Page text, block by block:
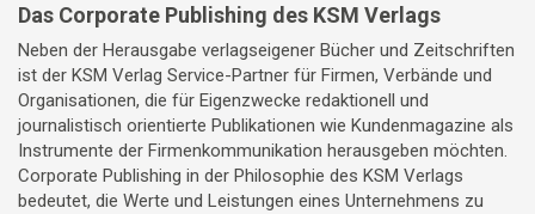
Das Corporate Publishing des KSM Verlags
Neben der Herausgabe verlagseigener Bücher und Zeitschriften
ist der KSM Verlag Service-Partner für Firmen, Verbände und
Organisationen, die für Eigenzwecke redaktionell und
journalistisch orientierte Publikationen wie Kundenmagazine als
Instrumente der Firmenkommunikation herausgeben möchten.
Corporate Publishing in der Philosophie des KSM Verlags
bedeutet, die Werte und Leistungen eines Unternehmens zu